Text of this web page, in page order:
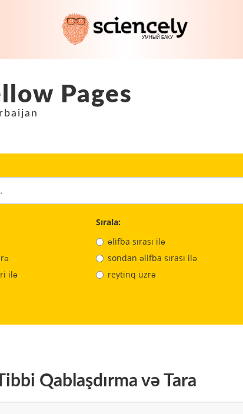
Pages
ilə
Sırala:
əlifba sırası ilə
sondan əlifba sırası ilə
reytinq üzrə
Qablaşdırma və Tara